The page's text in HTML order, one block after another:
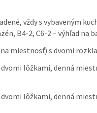
vždy s vybaveným
B4-2, C6-2 – výhľad na
miestnosť) s dvomi
lôžkami, denná
lôžkami, denná